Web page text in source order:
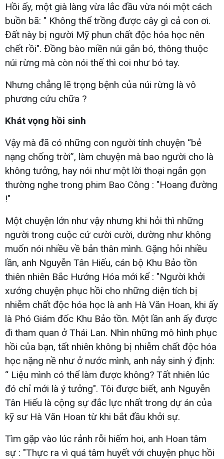
Hồi ấy, một già làng vừa lắc đầu vừa nói một cách
buồn bã: " Không thể trồng được cây gì cả con ơi.
Đất này bị người Mỹ phun chất độc hóa học nên
chết rồi". Đồng bào miền núi gắn bó, thông thuộc
núi rừng mà còn nói thế thì coi như bó tay.
Nhưng chẳng lẽ trọng bệnh của núi rừng là vô
phương cứu chữa ?
Khát vọng hồi sinh
Vậy mà đã có những con người tính chuyện “bẻ
nạng chống trời”, làm chuyện mà bao người cho là
không tưởng, hay nói như một lời thoại ngắn gọn
thường nghe trong phim Bao Công : "Hoang đường
!"
Một chuyện lớn như vậy nhưng khi hỏi thì những
người trong cuộc cứ cười cười, dường như không
muốn nói nhiều về bản thân mình. Gặng hỏi nhiều
lần, anh Nguyễn Tân Hiếu, cán bộ Khu Bảo tồn
thiên nhiên Bắc Hướng Hóa mới kể : "Người khởi
xướng chuyện phục hồi cho những diện tích bị
nhiễm chất độc hóa học là anh Hà Văn Hoan, khi ấy
là Phó Giám đốc Khu Bảo tồn. Một lần anh ấy được
đi tham quan ở Thái Lan. Nhìn những mô hình phục
hồi của bạn, tất nhiên không bị nhiễm chất độc hóa
học nặng nề như ở nước mình, anh nảy sinh ý định:
“ Liệu mình có thể làm được không? Tất nhiên lúc
đó chỉ mới là ý tưởng". Tôi được biết, anh Nguyễn
Tân Hiếu là cộng sự đắc lực nhất trong dự án của
kỹ sư Hà Văn Hoan từ khi bắt đầu khởi sự.
Tìm gặp vào lúc rảnh rỗi hiếm hoi, anh Hoan tâm
sự : "Thực ra vì quá tâm huyết với chuyện phục hồi